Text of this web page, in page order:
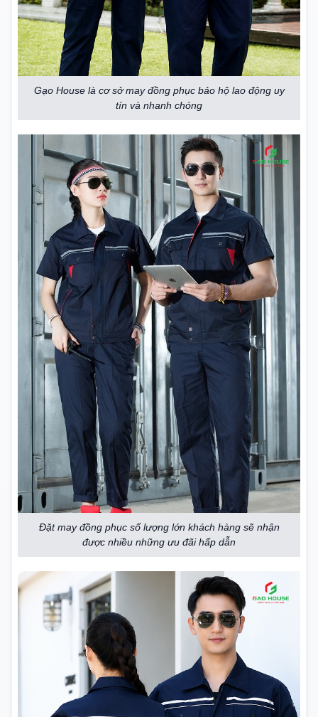
Gạo House là cơ sở may đồng phục bảo hộ lao động uy
tín và nhanh chóng
Đặt may đồng phục số lượng lớn khách hàng sẽ nhận
được nhiều những ưu đãi hấp dẫn